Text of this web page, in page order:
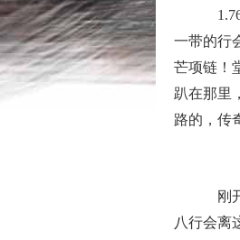
一带的行
芒项链！
趴在那里
路的，传
刚
八行会离